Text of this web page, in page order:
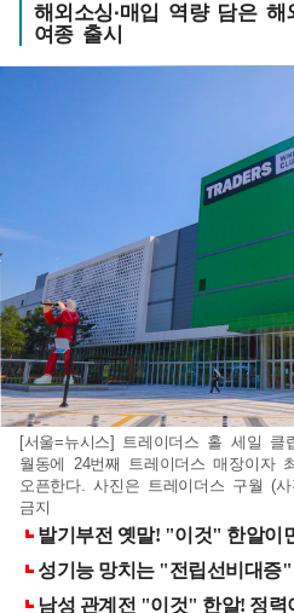
해외소싱·매입 역량 담은
여종 출시
[서울=뉴시스] 트레이더스 홀 세일 클
월동에 24번째 트레이더스 매장이자
오픈한다. 사진은 트레이더스 구월 (
금지